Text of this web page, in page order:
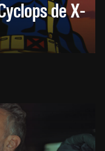
de X-